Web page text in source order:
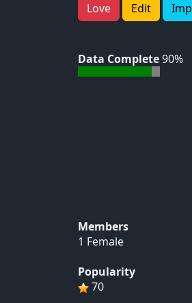
Love
Edit
Data Complete90%
Members
1 Female
Popularity
70